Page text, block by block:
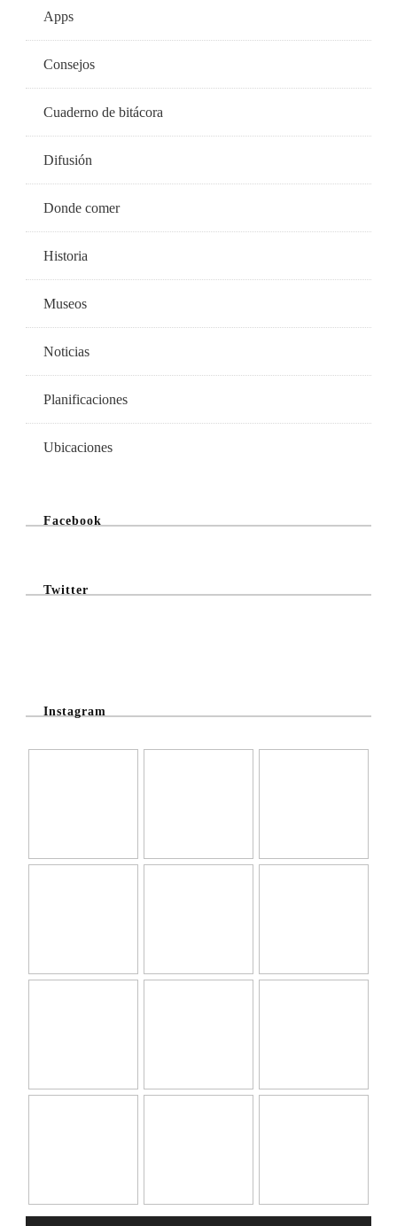
Apps
Consejos
Cuaderno de bitácora
Difusión
Donde comer
Historia
Museos
Noticias
Planificaciones
Ubicaciones
Facebook
Twitter
Instagram